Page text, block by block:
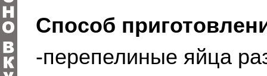
Способ
-перепелиные яйца